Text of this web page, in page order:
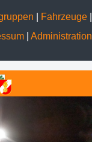
Fahrzeuge
Administration